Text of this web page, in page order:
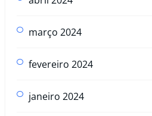
março 2024
fevereiro 2024
janeiro 2024